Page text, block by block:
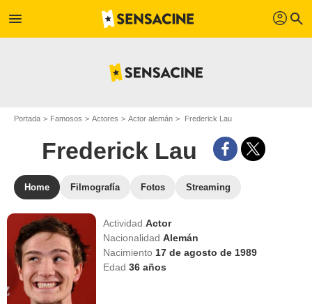
menu profil search
Portada Famosos Actores Actor alemán Frederick Lau
Frederick Lau
Home Filmografía Fotos Streaming
ActividadActor
NacionalidadAlemán
Nacimiento 17 de agosto de 1989
Edad36 años